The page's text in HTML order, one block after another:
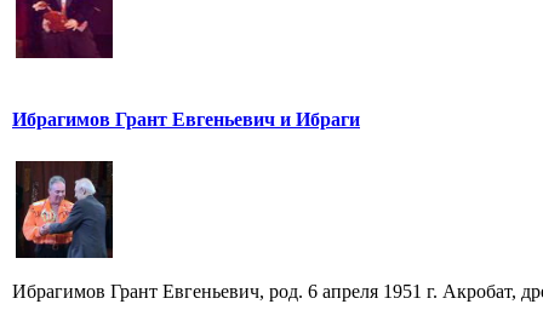
Ибрагимов Грант Евгеньевич и Ибраги
Ибрагимов Грант Евгеньевич, род. 6 апреля 1951 г. Акробат,